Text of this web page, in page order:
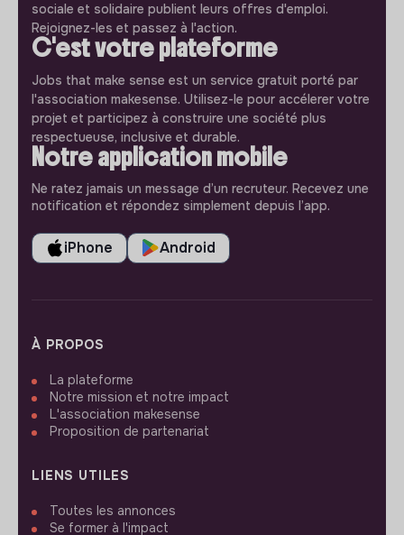
sociale et solidaire publient leurs offres d'emploi.
Rejoignez-les et passez à l'action.
C'est votre plateforme
Jobs that make sense est un service gratuit porté par
l'association makesense. Utilisez-le pour accélerer votre
projet et participez à construire une société plus
respectueuse, inclusive et durable.
Notre application mobile
Ne ratez jamais un message d’un recruteur. Recevez une
notification et répondez simplement depuis l’app.
iPhone Android
À PROPOS
La plateforme
Notre mission et notre impact
L'association makesense
Proposition de partenariat
LIENS UTILES
Toutes les annonces
Se former à l'impact